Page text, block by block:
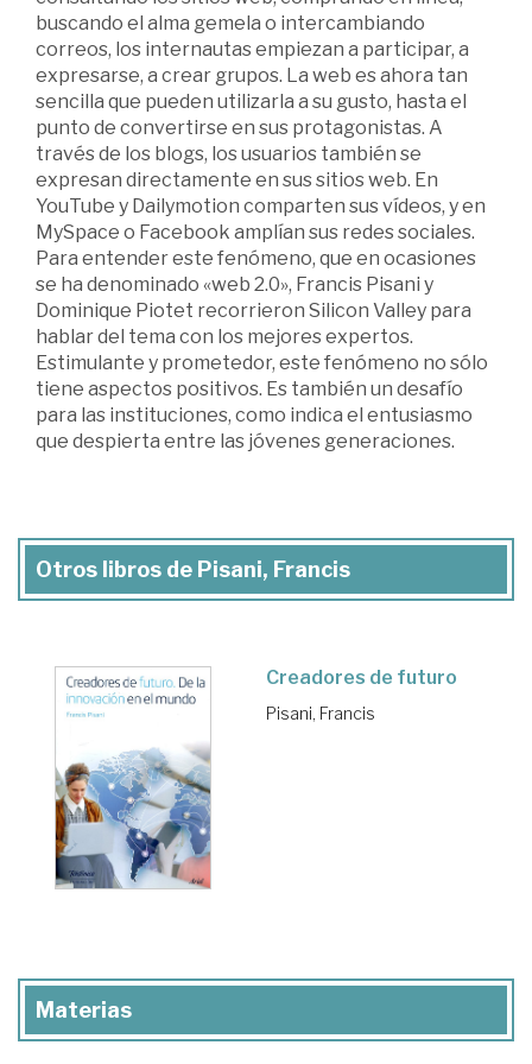
buscando el alma gemela o intercambiando
correos, los internautas empiezan a participar, a
expresarse, a crear grupos. La web es ahora tan
sencilla que pueden utilizarla a su gusto, hasta el
punto de convertirse en sus protagonistas. A
través de los blogs, los usuarios también se
expresan directamente en sus sitios web. En
YouTube y Dailymotion comparten sus vídeos, y en
MySpace o Facebook amplían sus redes sociales.
Para entender este fenómeno, que en ocasiones
se ha denominado «web 2.0», Francis Pisani y
Dominique Piotet recorrieron Silicon Valley para
hablar del tema con los mejores expertos.
Estimulante y prometedor, este fenómeno no sólo
tiene aspectos positivos. Es también un desafío
para las instituciones, como indica el entusiasmo
que despierta entre las jóvenes generaciones.
Otros libros de Pisani, Francis
Creadores de futuro
Pisani, Francis
Materias